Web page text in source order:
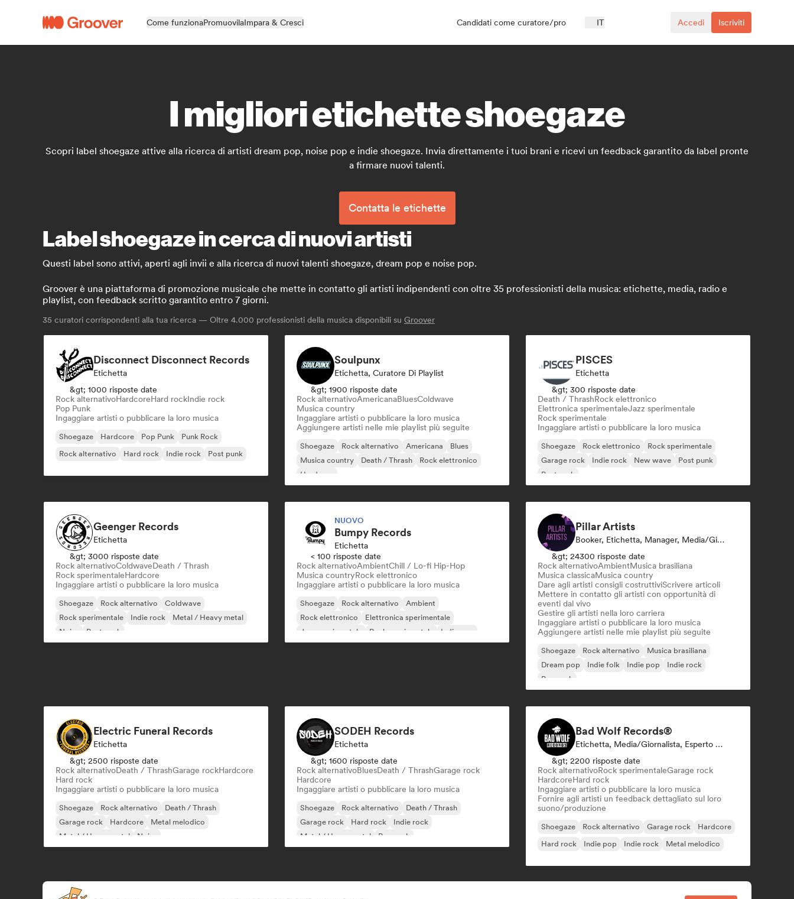
Come funzionaPromuovilaImpara & Cresci Candidati come curatore/pro IT Accedi Iscriviti
I migliori etichette shoegaze
Scopri label shoegaze attive alla ricerca di artisti dream pop, noise pop e indie shoegaze. Invia direttamente i tuoi brani e ricevi un feedback garantito da label pronte
a firmare nuovi talenti.
Contatta le etichette
Label shoegaze in cerca di nuovi artisti
Questi label sono attivi, aperti agli invii e alla ricerca di nuovi talenti shoegaze, dream pop e noise pop.
Groover è una piattaforma di promozione musicale che mette in contatto gli artisti indipendenti con oltre 35 professionisti della musica: etichette, media, radio e
playlist, con feedback scritto garantito entro 7 giorni.
35 curatori corrispondenti alla tua ricerca — Oltre 4.000 professionisti della musica disponibili su Groover
Disconnect Disconnect Records
Etichetta
&gt; 1000 risposte date
Rock alternativoHardcoreHard rockIndie rock
Pop Punk
Ingaggiare artisti o pubblicare la loro musica
Shoegaze Hardcore Pop Punk
Punk Rock
Rock alternativo
Hard rock Indie rock Post punk
Soulpunx
Etichetta, Curatore Di Playlist
&gt; 1900 risposte date
Rock alternativoAmericanaBluesColdwave
Musica country
Ingaggiare artisti o pubblicare la loro musica
Aggiungere artisti nelle mie playlist più seguite
Shoegaze Rock alternativo Americana
Blues
Musica country
Death / Thrash
Rock elettronico
Hardcore
PISCES
Etichetta
&gt; 300 risposte date
Death / ThrashRock elettronico
Elettronica sperimentaleJazz sperimentale
Rock sperimentale
Ingaggiare artisti o pubblicare la loro musica
Shoegaze Rock elettronico
Rock sperimentale
Garage rock
Indie rock New wave
Post punk
Post rock
Geenger Records
Etichetta
&gt; 3000 risposte date
Rock alternativoColdwaveDeath / Thrash
Rock sperimentaleHardcore
Ingaggiare artisti o pubblicare la loro musica
Shoegaze Rock alternativo
Coldwave
Rock sperimentale
Indie rock
Metal / Heavy metal
Noise
Post punk
NUOVO
Bumpy Records
Etichetta
< 100 risposte date
Rock alternativoAmbientChill / Lo-fi Hip-Hop
Musica countryRock elettronico
Ingaggiare artisti o pubblicare la loro musica
Shoegaze Rock alternativo
Ambient
Rock elettronico
Elettronica sperimentale
Jazz sperimentale
Rock sperimentale Indie pop
Pillar Artists
Booker, Etichetta, Manager, Media/Giornalista, Mentore, Curatore Di Playlist
&gt; 24300 risposte date
Rock alternativoAmbientMusica brasiliana
Musica classicaMusica country
Dare agli artisti consigli costruttiviScrivere articoli
Mettere in contatto gli artisti con opportunità di
eventi dal vivo
Gestire gli artisti nella loro carriera
Ingaggiare artisti o pubblicare la loro musica
Aggiungere artisti nelle mie playlist più seguite
Shoegaze Rock alternativo
Musica brasiliana
Dream pop
Indie folk Indie pop
Indie rock
Pop rock
Electric Funeral Records
Etichetta
&gt; 2500 risposte date
Rock alternativoDeath / ThrashGarage rockHardcore
Hard rock
Ingaggiare artisti o pubblicare la loro musica
Shoegaze Rock alternativo
Death / Thrash
Garage rock
Hardcore
Metal melodico
Metal / Heavy metal
Noise
SODEH Records
Etichetta
&gt; 1600 risposte date
Rock alternativoBluesDeath / ThrashGarage rock
Hardcore
Ingaggiare artisti o pubblicare la loro musica
Shoegaze Rock alternativo
Death / Thrash
Garage rock
Hard rock
Indie rock
Metal / Heavy metal
Pop rock
Bad Wolf Records®
Etichetta, Media/Giornalista, Esperto Del Suono
&gt; 2200 risposte date
Rock alternativoRock sperimentaleGarage rock
HardcoreHard rock
Ingaggiare artisti o pubblicare la loro musica
Fornire agli artisti un feedback dettagliato sul loro
suono/produzione
Shoegaze Rock alternativo Garage rock
Hardcore
Hard rock
Indie pop Indie rock Metal melodico